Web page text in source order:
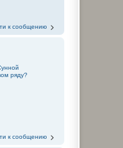
к сообщению
ряду?
к сообщению